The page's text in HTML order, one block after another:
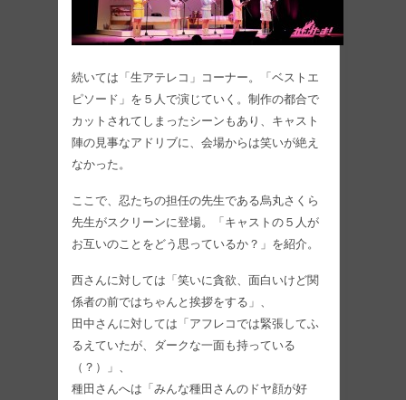
続いては「生アテレコ」コーナー。「ベストエ
ピソード」を５人で演じていく。制作の都合で
カットされてしまったシーンもあり、キャスト
陣の見事なアドリブに、会場からは笑いが絶え
なかった。
ここで、忍たちの担任の先生である烏丸さくら
先生がスクリーンに登場。「キャストの５人が
お互いのことをどう思っているか？」を紹介。
西さんに対しては「笑いに貪欲、面白いけど関
係者の前ではちゃんと挨拶をする」、
田中さんに対しては「アフレコでは緊張してふ
るえていたが、ダークな一面も持っている
（？）」、
種田さんへは「みんな種田さんのドヤ顔が好